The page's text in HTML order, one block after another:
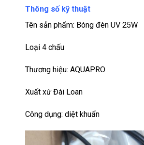
Thông số kỹ thuật
Tên sản phẩm: Bóng đèn UV 25W
Loại 4 chấu
Thương hiệu: AQUAPRO
Xuất xứ Đài Loan
Công dụng: diệt khuẩn